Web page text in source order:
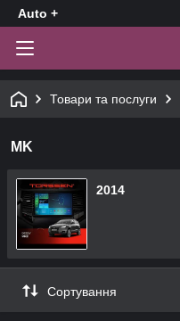
Auto +
Товари та послуги
MK
2014
Сортування